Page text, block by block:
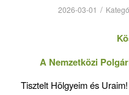
2026-03-01 /
A Nemzetközi
Tisztelt Hölgyeim és Uraim!